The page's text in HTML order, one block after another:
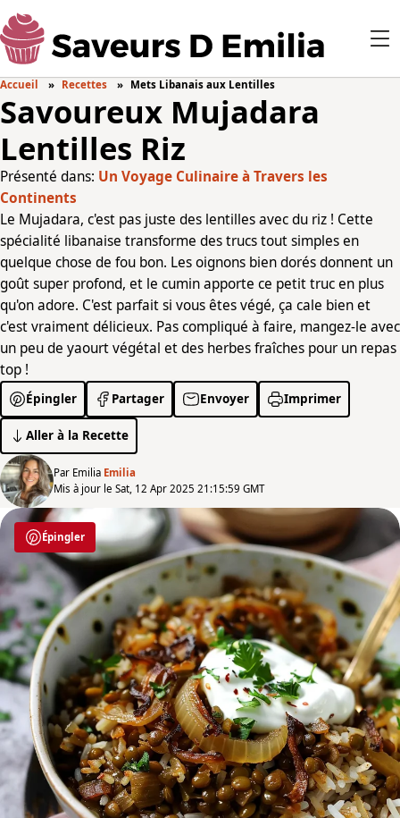
Accueil Recettes Mets Libanais aux Lentilles
Savoureux Mujadara
Lentilles Riz
Présenté dans: Un Voyage Culinaire à Travers les
Continents
Le Mujadara, c'est pas juste des lentilles avec du riz ! Cette
spécialité libanaise transforme des trucs tout simples en
quelque chose de fou bon. Les oignons bien dorés donnent un
goût super profond, et le cumin apporte ce petit truc en plus
qu'on adore. C'est parfait si vous êtes végé, ça cale bien et
c'est vraiment délicieux. Pas compliqué à faire, mangez-le avec
un peu de yaourt végétal et des herbes fraîches pour un repas
top !
Épingler Partager Envoyer Imprimer
Aller à la Recette
Par Emilia Emilia
Mis à jour le Sat, 12 Apr 2025 21:15:59 GMT
Épingler